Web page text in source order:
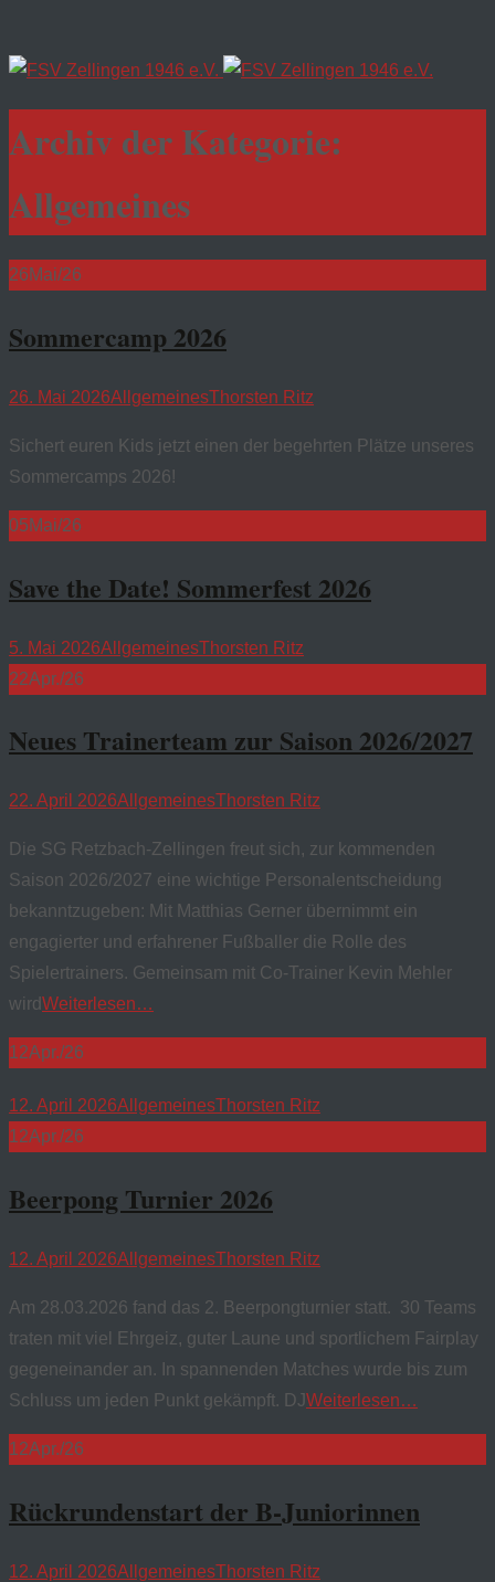
Archiv der Kategorie:
Allgemeines
26Mai/26
Sommercamp 2026
26. Mai 2026AllgemeinesThorsten Ritz
Sichert euren Kids jetzt einen der begehrten Plätze unseres
Sommercamps 2026!
05Mai/26
Save the Date! Sommerfest 2026
5. Mai 2026AllgemeinesThorsten Ritz
22Apr./26
Neues Trainerteam zur Saison 2026/2027
22. April 2026AllgemeinesThorsten Ritz
Die SG Retzbach-Zellingen freut sich, zur kommenden
Saison 2026/2027 eine wichtige Personalentscheidung
bekanntzugeben: Mit Matthias Gerner übernimmt ein
engagierter und erfahrener Fußballer die Rolle des
Spielertrainers. Gemeinsam mit Co-Trainer Kevin Mehler
wird Weiterlesen…
12Apr./26
12. April 2026AllgemeinesThorsten Ritz
12Apr./26
Beerpong Turnier 2026
12. April 2026AllgemeinesThorsten Ritz
Am 28.03.2026 fand das 2. Beerpongturnier statt. 30 Teams
traten mit viel Ehrgeiz, guter Laune und sportlichem Fairplay
gegeneinander an. In spannenden Matches wurde bis zum
Schluss um jeden Punkt gekämpft. DJWeiterlesen…
12Apr./26
Rückrundenstart der B-Juniorinnen
12. April 2026AllgemeinesThorsten Ritz